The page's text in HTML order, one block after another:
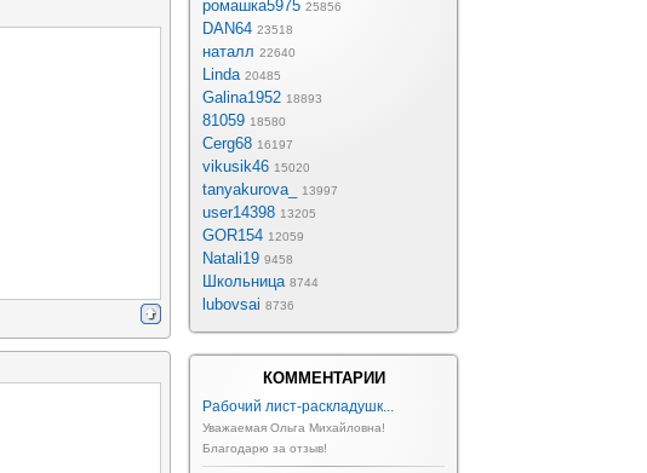
ромашка5975 25856
DAN64 23518
наталл 22640
Linda 20485
Galina1952 18893
81059 18580
Cerg68 16197
vikusik46 15020
tanyakurova_ 13997
user14398 13205
GOR154 12059
Natali19 9458
Школьница 8744
lubovsai 8736
КОММЕНТАРИИ
Рабочий лист-раскладушк...
Уважаемая Ольга Михайловна!
Благодарю за отзыв!